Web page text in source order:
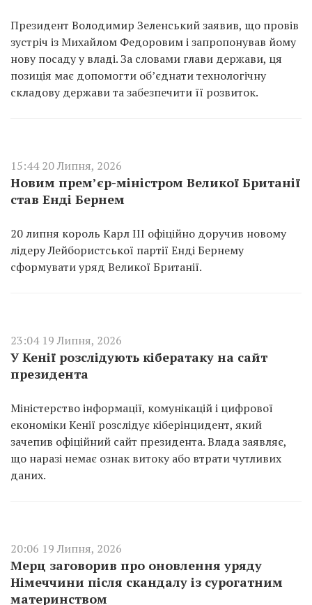
Президент Володимир Зеленський заявив, що провів
зустріч із Михайлом Федоровим і запропонував йому
нову посаду у владі. За словами глави держави, ця
позиція має допомогти об’єднати технологічну
складову держави та забезпечити її розвиток.
15:44 20 Липня, 2026
Новим прем’єр-міністром Великої Британії
став Енді Бернем
20 липня король Карл III офіційно доручив новому
лідеру Лейбористської партії Енді Бернему
сформувати уряд Великої Британії.
23:04 19 Липня, 2026
У Кенії розслідують кібератаку на сайт
президента
Міністерство інформації, комунікацій і цифрової
економіки Кенії розслідує кіберінцидент, який
зачепив офіційний сайт президента. Влада заявляє,
що наразі немає ознак витоку або втрати чутливих
даних.
20:06 19 Липня, 2026
Мерц заговорив про оновлення уряду
Німеччини після скандалу із сурогатним
материнством